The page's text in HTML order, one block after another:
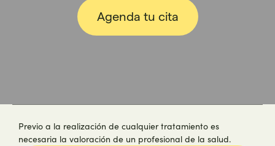
Agenda tu cita
Previo a la realización de cualquier tratamiento es
necesaria la valoración de un profesional de la salud.